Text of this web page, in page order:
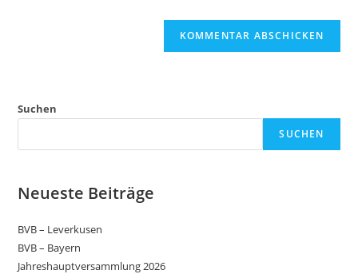
Suchen
SUCHEN
Neueste Beiträge
BVB – Leverkusen
BVB – Bayern
Jahreshauptversammlung 2026